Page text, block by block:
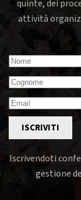
quinte, dei
attività
ISCRIVITI
Iscrivendoti
gestione